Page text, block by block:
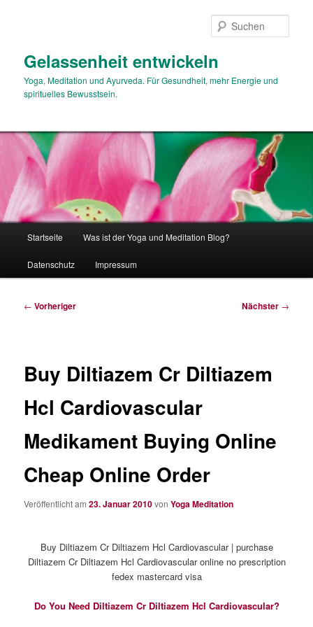
Gelassenheit entwickeln
Yoga, Meditation und Ayurveda. Für Gesundheit, mehr Energie und
spirituelles Bewusstsein.
Startseite Was ist der Yoga und Meditation Blog?
Datenschutz Impressum
Beitragsnavigation
← Vorheriger Nächster →
Buy Diltiazem Cr Diltiazem
Hcl Cardiovascular
Medikament Buying Online
Cheap Online Order
Veröffentlicht am23. Januar 2010vonYoga Meditation
Buy Diltiazem Cr Diltiazem Hcl Cardiovascular | purchase
Diltiazem Cr Diltiazem Hcl Cardiovascular online no prescription
fedex mastercard visa
Do You Need Diltiazem Cr Diltiazem Hcl Cardiovascular?